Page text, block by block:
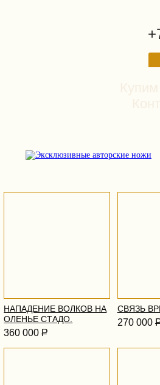
НАПАДЕНИЕ ВОЛКОВ НА
ОЛЕНЬЕ СТАДО.
360 000Р
СВЯЗЬ
270 000